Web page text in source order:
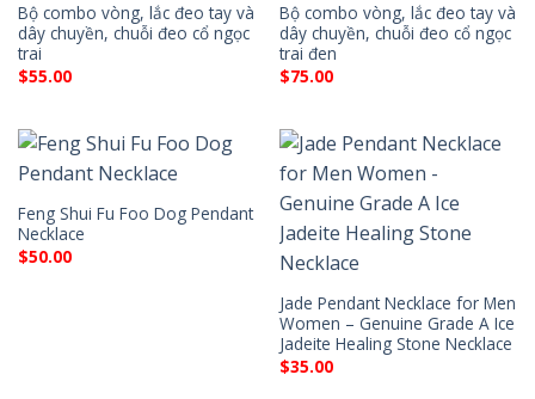
Bộ combo vòng, lắc đeo tay và
dây chuyền, chuỗi đeo cổ ngọc
trai
$55.00
Bộ combo vòng, lắc đeo tay và
dây chuyền, chuỗi đeo cổ ngọc
trai đen
$75.00
Feng Shui Fu Foo Dog Pendant
Necklace
$50.00
Jade Pendant Necklace for Men
Women – Genuine Grade A Ice
Jadeite Healing Stone Necklace
$35.00